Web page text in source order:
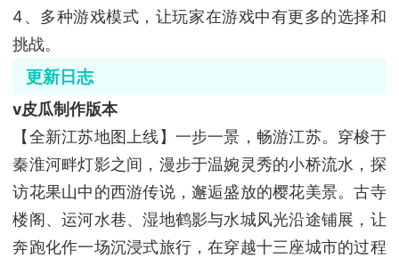
4、多种游戏模式，让玩家在游戏中有更多的选择和
挑战。
更新日志
v皮瓜制作版本
【全新江苏地图上线】一步一景，畅游江苏。穿梭于
秦淮河畔灯影之间，漫步于温婉灵秀的小桥流水，探
访花果山中的西游传说，邂逅盛放的樱花美景。古寺
楼阁、运河水巷、湿地鹤影与水城风光沿途铺展，让
奔跑化作一场沉浸式旅行，在穿越十三座城市的过程